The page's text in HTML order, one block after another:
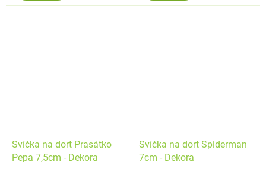
Svíčka na dort Prasátko
Pepa 7,5cm - Dekora
Svíčka na dort Spiderman
7cm - Dekora